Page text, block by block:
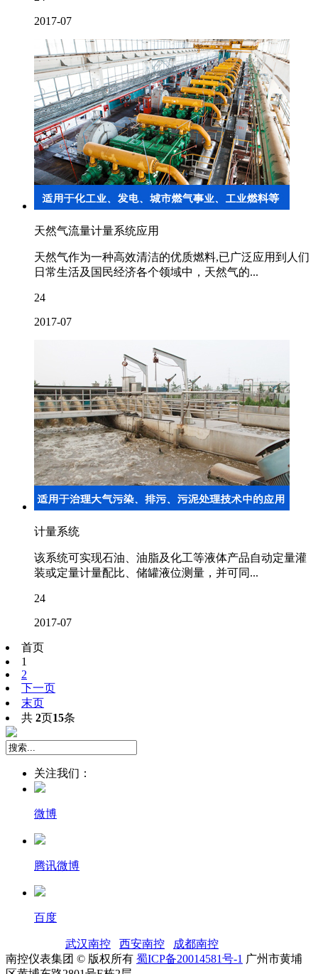
2017-07
天然气流量计量系统应用
天然气作为一种高效清洁的优质燃料,已广泛应用到人们
日常生活及国民经济各个领域中，天然气的...
24
2017-07
计量系统
该系统可实现石油、油脂及化工等液体产品自动定量灌
装或定量计量配比、储罐液位测量，并可同...
24
2017-07
首页
1
2
下一页
末页
共 2页15条
关注我们：
微博
腾讯微博
百度
武汉南控 西安南控 成都南控
南控仪表集团 © 版权所有 蜀ICP备20014581号-1 广州市黄埔